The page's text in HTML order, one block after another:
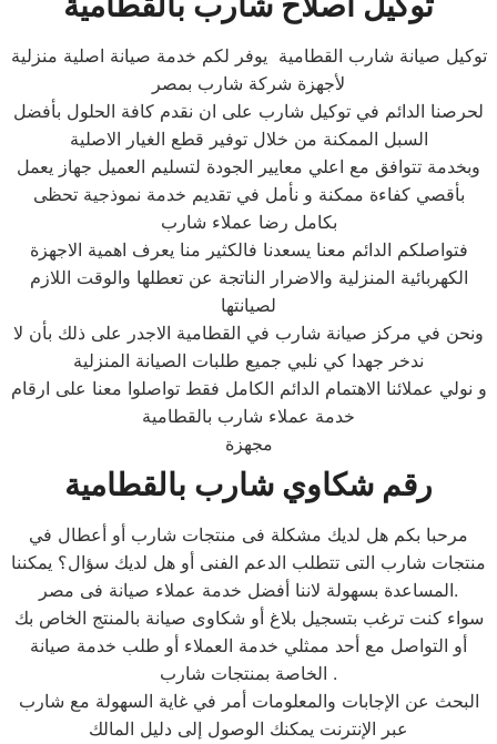
توكيل صيانة شارب القطامية يوفر لكم خدمة صيانة اصلية منزلية
لأجهزة شركة شارب بمصر
لحرصنا الدائم في توكيل شارب على ان نقدم كافة الحلول بأفضل
السبل الممكنة من خلال توفير قطع الغيار الاصلية
وبخدمة تتوافق مع اعلي معايير الجودة لتسليم العميل جهاز يعمل
بأقصي كفاءة ممكنة و نأمل في تقديم خدمة نموذجية تحظى
بكامل رضا عملاء شارب
فتواصلكم الدائم معنا يسعدنا فالكثير منا يعرف اهمية الاجهزة
الكهربائية المنزلية والاضرار الناتجة عن تعطلها والوقت اللازم
لصيانتها
ونحن في مركز صيانة شارب في القطامية الاجدر على ذلك بأن لا
ندخر جهدا كي نلبي جميع طلبات الصيانة المنزلية
و نولي عملائنا الاهتمام الدائم الكامل فقط تواصلوا معنا على ارقام
خدمة عملاء شارب بالقطامية
مجهزة
رقم شكاوي شارب بالقطامية
مرحبا بكم هل لديك مشكلة فى منتجات شارب أو أعطال في
منتجات شارب التى تتطلب الدعم الفنى أو هل لديك سؤال؟ يمكننا
المساعدة بسهولة لاننا أفضل خدمة عملاء صيانة فى مصر.
سواء كنت ترغب بتسجيل بلاغ أو شكاوى صيانة بالمنتج الخاص بك
أو التواصل مع أحد ممثلي خدمة العملاء أو طلب خدمة صيانة
الخاصة بمنتجات شارب .
البحث عن الإجابات والمعلومات أمر في غاية السهولة مع شارب
عبر الإنترنت يمكنك الوصول إلى دليل المالك